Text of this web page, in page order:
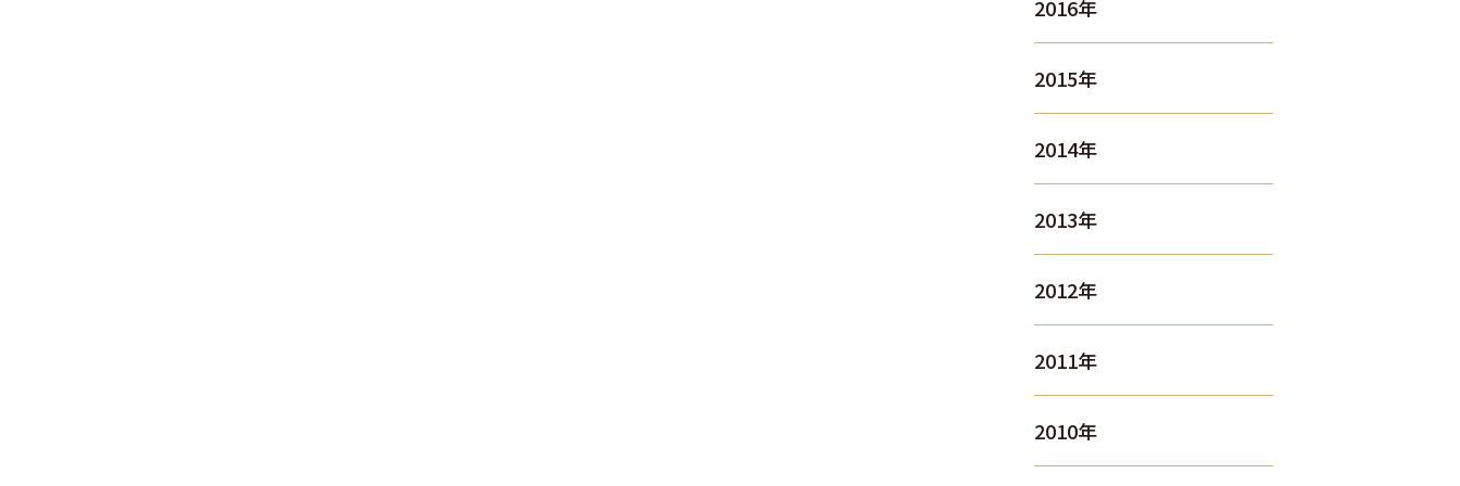
2016年
2015年
2014年
2013年
2012年
2011年
2010年